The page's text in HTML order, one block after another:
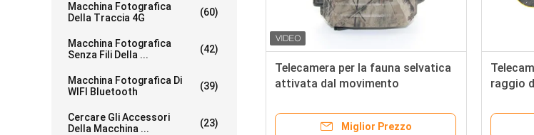
Macchina Fotografica
Della Traccia 4G
(60)
Macchina Fotografica
Senza Fili Della ...
(42)
Macchina Fotografica Di
WIFI Bluetooth
(39)
Cercare Gli Accessori
Della Macchina ...
(23)
Telecamera per la fauna selvatica
attivata dal movimento
Miglior Prezzo
raggio